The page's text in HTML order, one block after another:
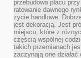
przebudowa placu
ratowanie dawnego
życie handlowe.
jest dekoracją. Jest
miejscu, które z
częścią wspólnej
takich przemianach
zaczynają one